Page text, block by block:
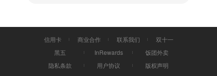
信用卡 商业合作 联系我们
双十一
黑五
InRewards
饭团外卖
隐私条款
用户协议 版权声明